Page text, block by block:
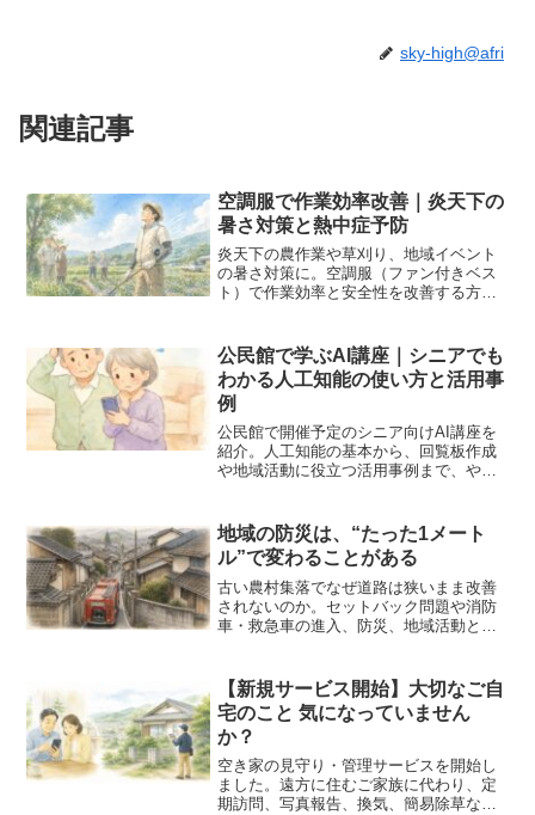
sky-high@afri
関連記事
空調服で作業効率改善｜炎天下の
暑さ対策と熱中症予防
炎天下の農作業や草刈り、地域イベント
の暑さ対策に。空調服（ファン付きベス
ト）で作業効率と安全性を改善する方法
公民館で学ぶAI講座｜シニアでも
わかる人工知能の使い方と活用事
例
公民館で開催予定のシニア向けAI講座を
紹介。人工知能の基本から、回覧板作成
や地域活動に役立つ活用事例まで、やさ
地域の防災は、“たった1メート
ル”で変わることがある
古い農村集落でなぜ道路は狭いまま改善
されないのか。セットバック問題や消防
車・救急車の進入、防災、地域活動との
【新規サービス開始】大切なご自
宅のこと 気になっていません
か？
空き家の見守り・管理サービスを開始し
ました。遠方に住むご家族に代わり、定
期訪問、写真報告、換気、簡易除草など